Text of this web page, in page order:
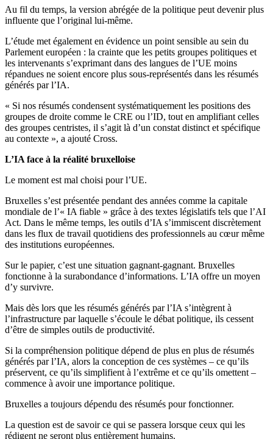
Au fil du temps, la version abrégée de la politique peut devenir plus
influente que l’original lui-même.
L’étude met également en évidence un point sensible au sein du
Parlement européen : la crainte que les petits groupes politiques et
les intervenants s’exprimant dans des langues de l’UE moins
répandues ne soient encore plus sous-représentés dans les résumés
générés par l’IA.
« Si nos résumés condensent systématiquement les positions des
groupes de droite comme le CRE ou l’ID, tout en amplifiant celles
des groupes centristes, il s’agit là d’un constat distinct et spécifique
au contexte », a ajouté Cross.
L’IA face à la réalité bruxelloise
Le moment est mal choisi pour l’UE.
Bruxelles s’est présentée pendant des années comme la capitale
mondiale de l’« IA fiable » grâce à des textes législatifs tels que l’AI
Act. Dans le même temps, les outils d’IA s’immiscent discrètement
dans les flux de travail quotidiens des professionnels au cœur même
des institutions européennes.
Sur le papier, c’est une situation gagnant-gagnant. Bruxelles
fonctionne à la surabondance d’informations. L’IA offre un moyen
d’y survivre.
Mais dès lors que les résumés générés par l’IA s’intègrent à
l’infrastructure par laquelle s’écoule le débat politique, ils cessent
d’être de simples outils de productivité.
Si la compréhension politique dépend de plus en plus de résumés
générés par l’IA, alors la conception de ces systèmes – ce qu’ils
préservent, ce qu’ils simplifient à l’extrême et ce qu’ils omettent –
commence à avoir une importance politique.
Bruxelles a toujours dépendu des résumés pour fonctionner.
La question est de savoir ce qui se passera lorsque ceux qui les
rédigent ne seront plus entièrement humains.